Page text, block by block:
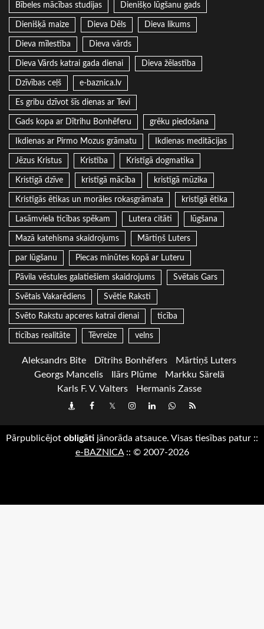
Bībeles mācības studijas Dienišķo lūgšanu gads
Dienišķā maize Dieva Dēls Dieva likums
Dieva mīlestība Dieva vārds
Dieva Vārds katrai gada dienai Dieva žēlastība
Dzīvības ceļš e-baznica.lv
Es gribu dzīvot šīs dienas ar Tevi
Gads kopa ar Dītrihu Bonhēferu grēku piedošana
Ikdienas ar Pirmo Mozus grāmatu Ikdienas meditācijas
Jēzus Kristus Kristība Kristīgā dogmatika
Kristīgā dzīve kristīgā mācība kristīgā mūzika
Kristīgās ētikas un morāles rokasgrāmata kristīgā ētika
Lasāmviela ticības spēkam Lutera citāti lūgšana
Mazā katehisma skaidrojums Mārtiņš Luters
par lūgšanu Piecas minūtes kopā ar Luteru
Pāvila vēstules galatiešiem skaidrojums Svētais Gars
Svētais Vakarēdiens Svētie Raksti
Svēto Rakstu apceres katrai dienai ticība
ticības realitāte Tēvreize velns
Aleksandrs Bite Dītrihs Bonhēfers
Mārtiņš Luters
Georgs Mancelis
Ilārs Plūme
Markku Särelä
Karls F. V. Valters
Hermanis Zasse
DraugiemFacebook
TwitterInstagram
LinkedInwhatsapp
RSS
Pārpublicējot obligāti jānorāda atsauce. Visas tiesības patur ::
e-BAZNICA:: © 2007-2026